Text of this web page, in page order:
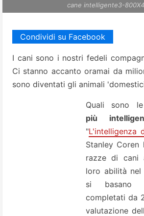
cane intelligente3-
Condividi su Facebook
I cani sono i nostri fedeli
Ci stanno accanto oramai da
sono diventati gli animali
Quali sono
più
"L'intelligenza
Stanley Coren
razze di cani
loro abilità
si basano
completati da
valutazione